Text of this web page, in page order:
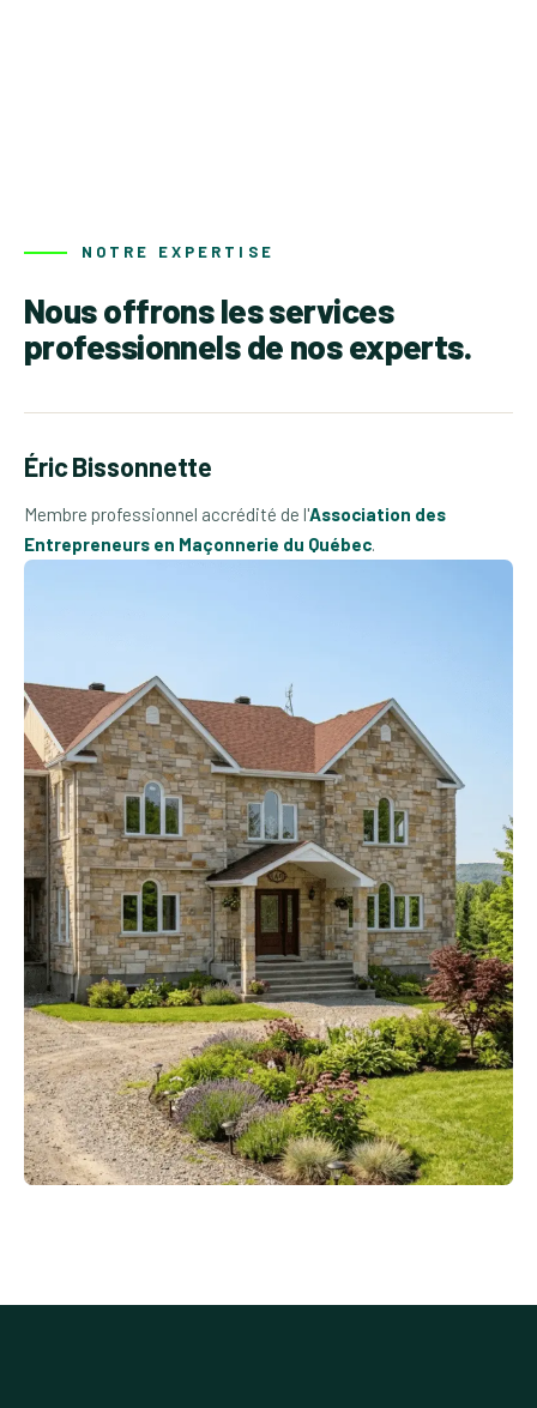
NOTRE EXPERTISE
Nous offrons les services
professionnels de nos experts.
Éric Bissonnette
Membre professionnel accrédité de l'Association des
Entrepreneurs en Maçonnerie du Québec.